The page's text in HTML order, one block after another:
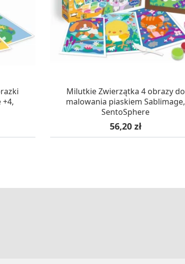
OCZEKUJEMY NA DOSTAWĘ
Milutkie Zwierzątka 4 obrazy do
malowania piaskiem Sablimage,
SentoSphere
Cena
56,20 zł